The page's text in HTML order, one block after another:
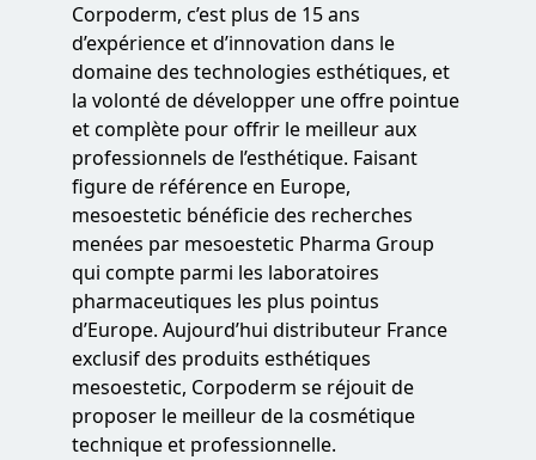
Corpoderm, c’est plus de 15 ans
d’expérience et d’innovation dans le
domaine des technologies esthétiques, et
la volonté de développer une offre pointue
et complète pour offrir le meilleur aux
professionnels de l’esthétique. Faisant
figure de référence en Europe,
mesoestetic bénéficie des recherches
menées par mesoestetic Pharma Group
qui compte parmi les laboratoires
pharmaceutiques les plus pointus
d’Europe. Aujourd’hui distributeur France
exclusif des produits esthétiques
mesoestetic, Corpoderm se réjouit de
proposer le meilleur de la cosmétique
technique et professionnelle.